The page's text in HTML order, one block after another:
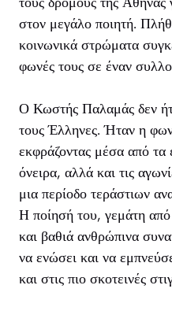
στον μεγάλο ποιητή.
κοινωνικά στρώματα
φωνές τους σε έναν
Ο Κωστής Παλαμάς δεν
τους Έλληνες. Ήταν η
εκφράζοντας μέσα από τα
όνειρα, αλλά και τις
μια περίοδο τεράστιων
Η ποίησή του, γεμάτη από
και βαθιά ανθρώπινα
να ενώσει και να
και στις πιο σκοτεινές